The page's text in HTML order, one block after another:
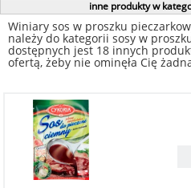
inne produkty w
Winiary sos w proszku
należy do kategorii sosy w
dostępnych jest 18 innych
ofertą, żeby nie ominęła Cię